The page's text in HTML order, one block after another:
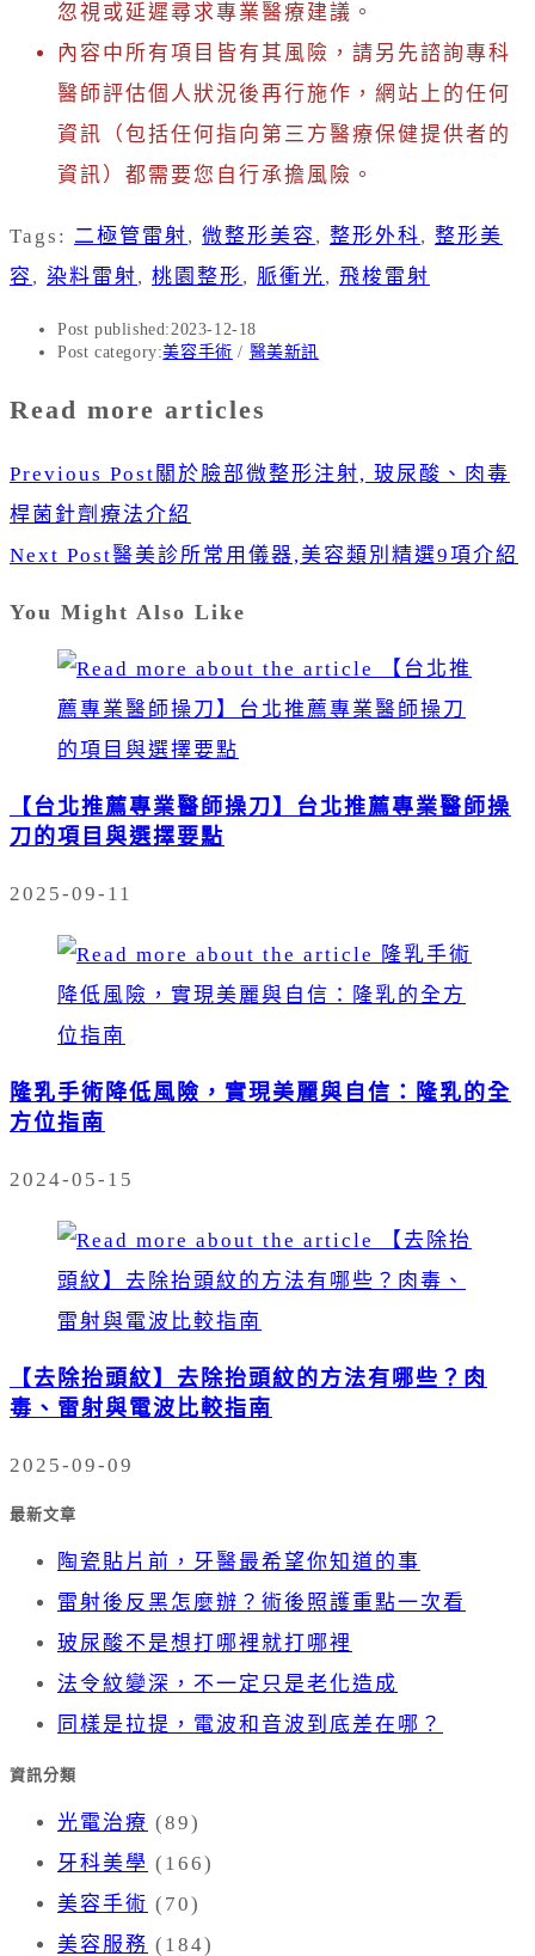
忽視或延遲尋求專業醫療建議。
內容中所有項目皆有其風險，請另先諮詢專科
醫師評估個人狀況後再行施作，網站上的任何
資訊（包括任何指向第三方醫療保健提供者的
資訊）都需要您自行承擔風險。
Tags : 二極管雷射, 微整形美容 , 整形外科, 整形美
容 , 染料雷射, 桃園整形, 脈衝光, 飛梭雷射
Post published:2023-12-18
Post category:美容手術 / 醫美新訊
Read more articles
Previous Post 關於臉部微整形注射, 玻尿酸、肉毒
桿菌針劑療法介紹
Next Post醫美診所常用儀器,美容類別精選9項介紹
You Might Also Like
【台北推薦專業醫師操刀】台北推薦專業醫師操
刀的項目與選擇要點
2025-09-11
隆乳手術降低風險，實現美麗與自信：隆乳的全
方位指南
2024-05-15
【去除抬頭紋】去除抬頭紋的方法有哪些？肉
毒、雷射與電波比較指南
2025-09-09
最新文章
陶瓷貼片前，牙醫最希望你知道的事
雷射後反黑怎麼辦？術後照護重點一次看
玻尿酸不是想打哪裡就打哪裡
法令紋變深，不一定只是老化造成
同樣是拉提，電波和音波到底差在哪？
資訊分類
光電治療 (89)
牙科美學 (166)
美容手術 (70)
美容服務 (184)